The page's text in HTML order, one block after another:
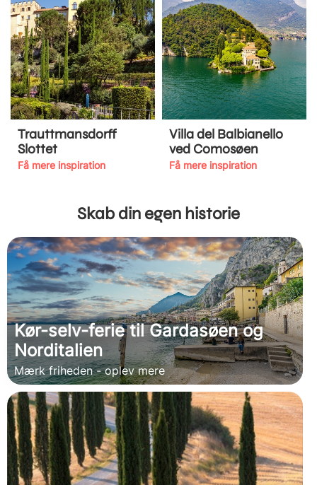
Trauttmansdorff
Slottet
Få mere inspiration
Villa del Balbianello
ved Comosøen
Få mere inspiration
Skab din egen historie
Kør-selv-ferie til Gardasøen og
Norditalien
Mærk friheden - oplev mere